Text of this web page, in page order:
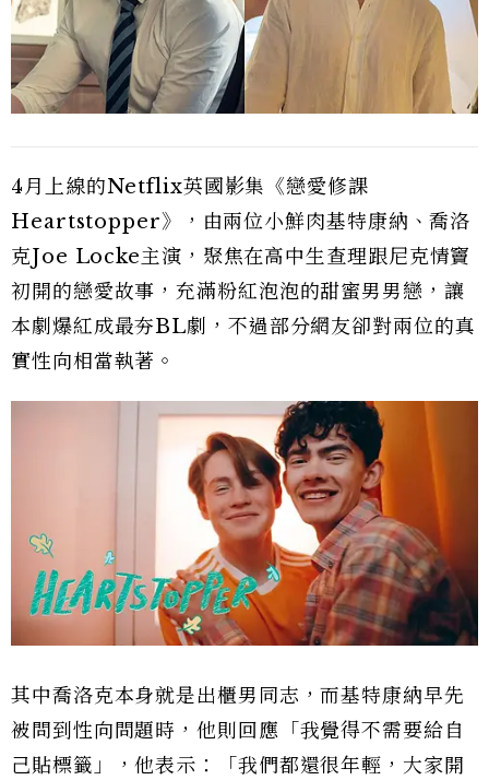
4月上線的Netflix英國影集《戀愛修課
Heartstopper》，由兩位小鮮肉基特康納、喬洛
克Joe Locke主演，聚焦在高中生查理跟尼克情竇
初開的戀愛故事，充滿粉紅泡泡的甜蜜男男戀，讓
本劇爆紅成最夯BL劇，不過部分網友卻對兩位的真
實性向相當執著。
其中喬洛克本身就是出櫃男同志，而基特康納早先
被問到性向問題時，他則回應「我覺得不需要給自
己貼標籤」，他表示：「我們都還很年輕，大家開